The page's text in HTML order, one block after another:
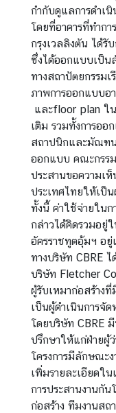
า
น
เ
อ
ก
อั
ค
ร
ร
า
ช
ทู
ต
ฯ
|
C
o
n
t
a
c
t
U
s
กำกับดูแลการดำเนิ
โดยที่อาคารที่ทำก
กรุงเวลลิงตัน ได้รั
ซึ่งได้ออกแบบเป็
ทางสถาปัตยกรรม
ภาพการออกแบบอ
และfloor plan ใ
เติม รวมทั้งการอ
สถาปนิกและมัณฑน
ออกแบบ คณะกรรม
ประสานขอความเห็
ประเทศไทยให้เป็
ทั้งนี้ ค่าใช้จ่ายใน
กล่าวได้คิดรวมอยู่
อัครราชทูตอุ้มฯ อยู่
ทางบริษัท CBRE
บริษัท Fletcher
ผู้รับเหมาก่อสร้าง
เป็นผู้ดำเนินการจั
โดยบริษัท CBRE
ปรึกษาให้แก่ฝ่ายผู้
โครงการมีลักษณะ
เพิ่มรายละเอียดใ
การประสานงานกั
ก่อสร้าง ทีมงานส